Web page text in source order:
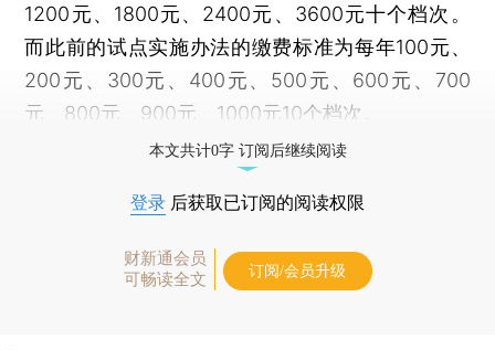
1200元、1800元、2400元、3600元十个档次。
而此前的试点实施办法的缴费标准为每年100元、
200元、300元、400元、500元、600元、700
元、800元、900元、1000元10个档次。
本文共计0字 订阅后继续阅读
登录 后获取已订阅的阅读权限
财新通会员
可畅读全文
订阅/会员升级